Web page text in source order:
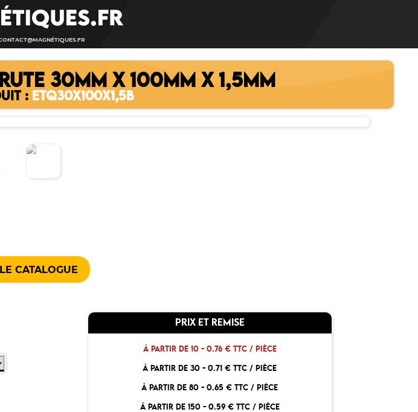
30MM X 100MM X 1,5MM
: ETQ30X100X1,5B
CATALOGUE
PRIX ET REMISE
À PARTIR DE 10 - 0.76 € TTC / PIÈCE
À PARTIR DE 30 -0.71 € TTC / PIÈCE
À PARTIR DE 80 -0.65 € TTC / PIÈCE
À PARTIR DE 150 - 0.59 € TTC / PIÈCE